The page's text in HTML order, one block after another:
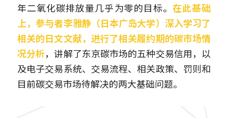
年二氧化碳排放量几乎为零的目标。 在此基础
上，参与者李雅静（日本广岛大学）深入学习了
相关的日文文献，进行了相关履约期的碳市场情
况分析，讲解了东京碳市场的五种交易信用，以
及电子交易系统、交易流程、相关政策、罚则和
目前碳交易市场待解决的两大基础问题。